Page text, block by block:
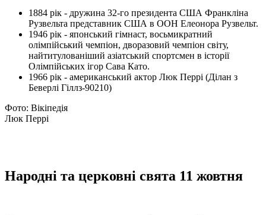
1884 рік - дружина 32-го президента США Франкліна
Рузвельта представник США в ООН Елеонора Рузвельт.
1946 рік - японський гімнаст, восьмикратний
олімпійський чемпіон, дворазовий чемпіон світу,
найтитулованіший азіатський спортсмен в історії
Олімпійських ігор Сава Като.
1966 рік - американський актор Люк Перрі (Ділан з
Беверлі Гіллз-90210)
Фото: Вікіпедія
Люк Перрі
Народні та церковні свята 11 жовтня